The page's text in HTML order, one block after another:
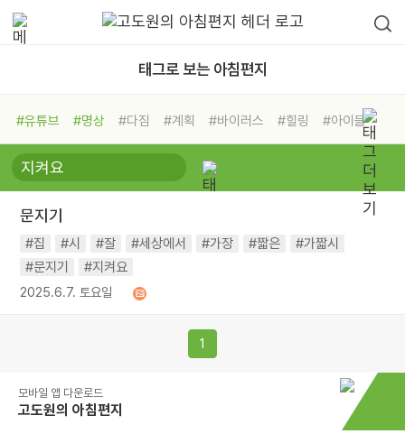
태그로 보는 아침편지
#유튜브 #명상 #다짐 #계획 #바이러스 #힐링
#아이들
#비전캠프
#독서캠프 #삶
#희망
#나눔 #친구 #링컨학교
#독서
문지기
#집 #시 #잘 #세상에서 #가장 #짧은
#가짧시
#문지기
#지켜요
2025.6.7. 토요일
1
모바일 앱 다운로드
고도원의 아침편지